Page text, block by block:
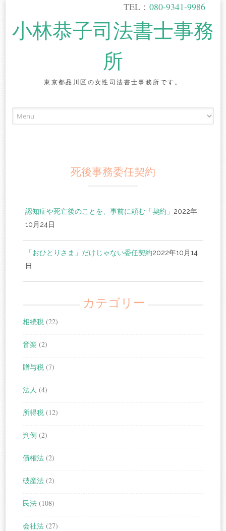
TEL： 080-9341-9986
小林恭子司法書士事務
所
東京都品川区の女性司法書士事務所です。
content
死後事務委任契約
認知症や死亡後のことを、事前に頼む「契約」 2022年
10月24日
「おひとりさま」だけじゃない委任契約2022年10月14
日
カテゴリー
相続税 (22)
音楽 (2)
贈与税 (7)
法人 (4)
所得税 (12)
判例 (2)
債権法 (2)
破産法 (2)
民法 (108)
会社法 (27)